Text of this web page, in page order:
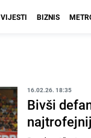
VIJESTI BIZNIS
16.02.26. 18:35
Bivši